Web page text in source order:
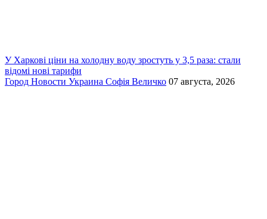
У Харкові ціни на холодну воду зростуть у 3,5 раза: стали
відомі нові тарифи
Город Новости Украина Софія Величко 07 августа, 2026